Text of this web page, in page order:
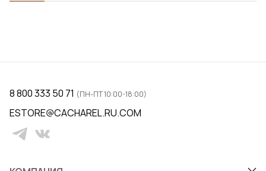
8 800 333 50 71 (ПН-ПТ 10:00-18:00)
ESTORE@CACHAREL.RU.COM